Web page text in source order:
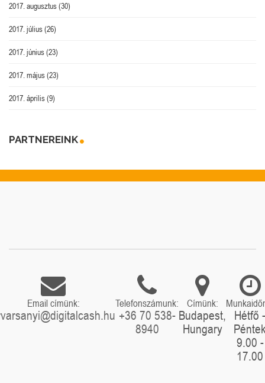
2017. augusztus(30)
2017. július(26)
2017. június(23)
2017. május(23)
2017. április(9)
PARTNEREINK
Email címünk: Telefonszámunk:
+36 70 538-
8940
Címünk:
Budapest,
Hungary
Hétfő -
9.00 -
17.00